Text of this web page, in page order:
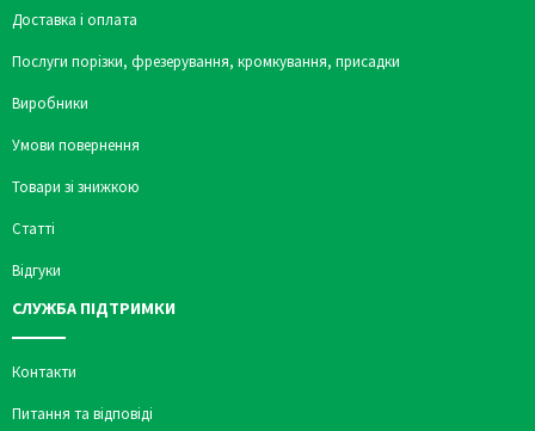
Доставка і оплата
Послуги порізки, фрезерування, кромкування, присадки
Виробники
Умови повернення
Товари зі знижкою
Статті
Відгуки
СЛУЖБА ПІДТРИМКИ
Контакти
Питання та відповіді